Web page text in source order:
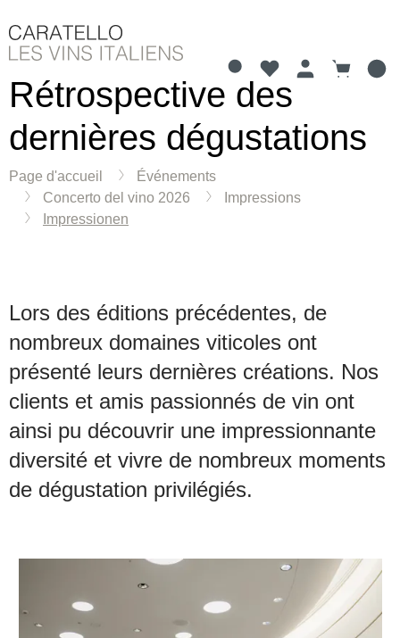
principal Vous avez 0
Rétrospective des
dernières dégustations
Page d'accueil
Événements
Concerto del vino 2026
Impressions
Impressionen
Lors des éditions précédentes, de
nombreux domaines viticoles ont
présenté leurs dernières créations. Nos
clients et amis passionnés de vin ont
ainsi pu découvrir une impressionnante
diversité et vivre de nombreux moments
de dégustation privilégiés.